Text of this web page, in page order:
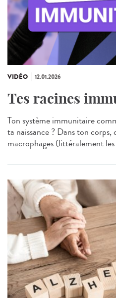
VIDÉO 12.01.2026
Tes racines
Ton système immunitaire
ta naissance ? Dans ton corps,
macrophages (littéralement les